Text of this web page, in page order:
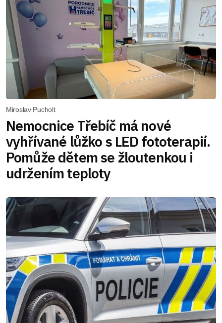
Miroslav Pucholt
Nemocnice Třebíč má nové
vyhřívané lůžko s LED fototerapií.
Pomůže dětem se žloutenkou i
udržením teploty